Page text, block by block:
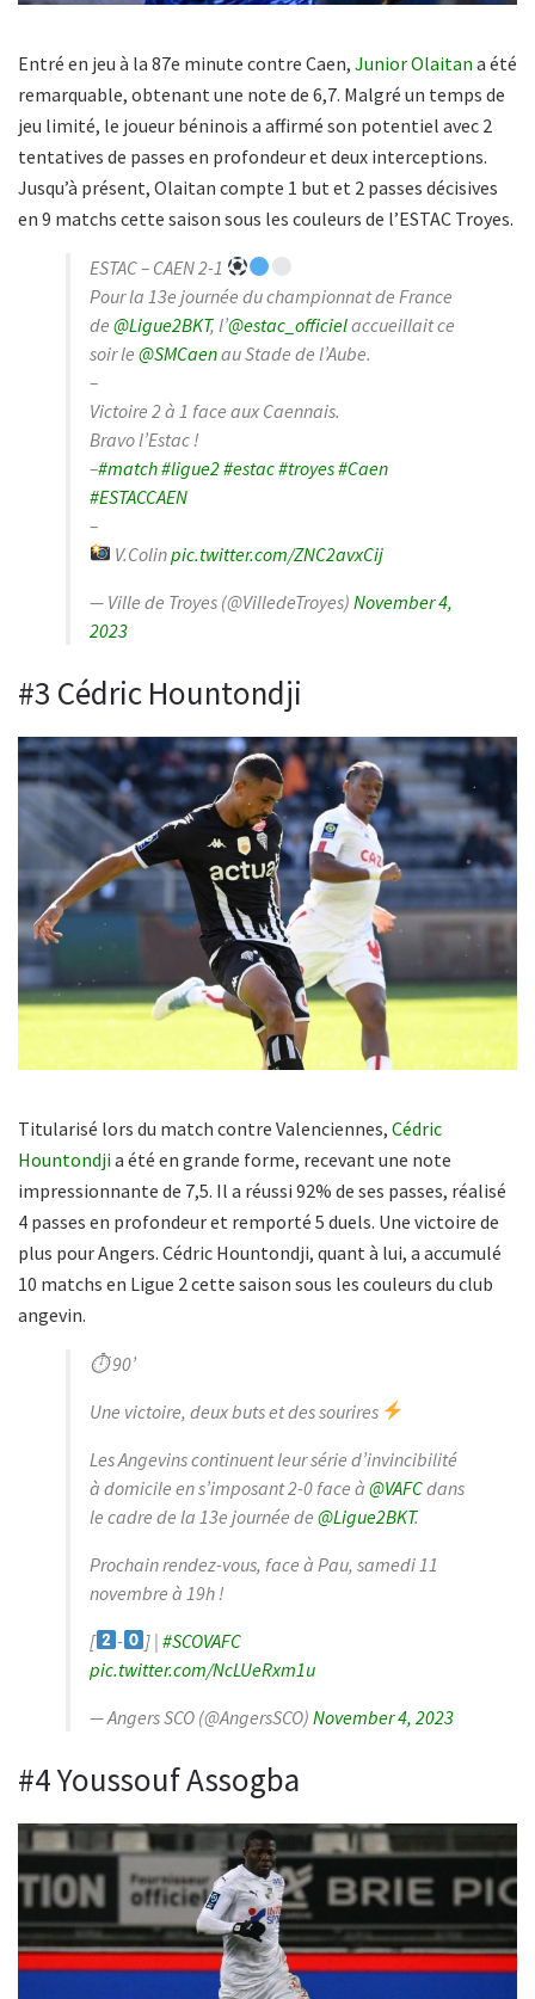
Entré en jeu à la 87e minute contre Caen, Junior Olaitan a été
remarquable, obtenant une note de 6,7. Malgré un temps de
jeu limité, le joueur béninois a affirmé son potentiel avec 2
tentatives de passes en profondeur et deux interceptions.
Jusqu’à présent, Olaitan compte 1 but et 2 passes décisives
en 9 matchs cette saison sous les couleurs de l’ESTAC Troyes.
ESTAC – CAEN 2-1
Pour la 13e journée du championnat de France
de @Ligue2BKT, l’@estac_officielaccueillait ce
soir le @SMCaenau Stade de l’Aube.
–
Victoire 2 à 1 face aux Caennais.
Bravo l’Estac !
–#match#ligue2#estac#troyes#Caen
#ESTACCAEN
–
V.Colinpic.twitter.com/ZNC2avxCij
— Ville de Troyes (@VilledeTroyes) November 4,
2023
#3 Cédric Hountondji
Titularisé lors du match contre Valenciennes, Cédric
Hountondjia été en grande forme, recevant une note
impressionnante de 7,5. Il a réussi 92% de ses passes, réalisé
4 passes en profondeur et remporté 5 duels. Une victoire de
plus pour Angers. Cédric Hountondji, quant à lui, a accumulé
10 matchs en Ligue 2 cette saison sous les couleurs du club
angevin.
⏱ 90’
Une victoire, deux buts et des sourires
Les Angevins continuent leur série d’invincibilité
à domicile en s’imposant 2-0 face à @VAFCdans
le cadre de la 13e journée de @Ligue2BKT.
Prochain rendez-vous, face à Pau, samedi 11
novembre à 19h !
[
- ] |#SCOVAFC
pic.twitter.com/NcLUeRxm1u
— Angers SCO (@AngersSCO) November 4, 2023
#4 Youssouf Assogba